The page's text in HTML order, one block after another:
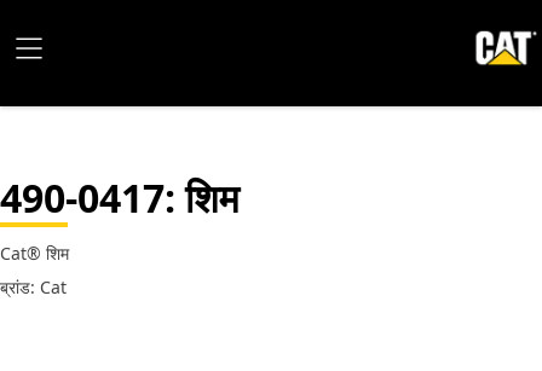
490-0417: शिम
Cat® शिम
ब्रांड: Cat